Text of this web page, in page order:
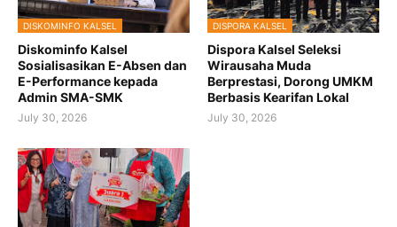
DISKOMINFO KALSEL
Diskominfo Kalsel
Sosialisasikan E-Absen dan
E-Performance kepada
Admin SMA-SMK
July 30, 2026
DISPORA KALSEL
Dispora Kalsel Seleksi
Wirausaha Muda
Berprestasi, Dorong UMKM
Berbasis Kearifan Lokal
July 30, 2026